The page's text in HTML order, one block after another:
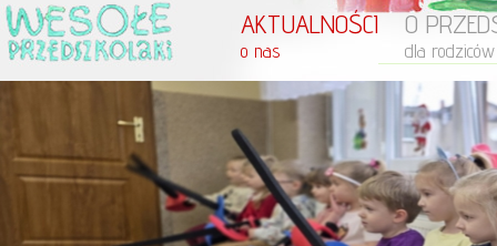
AKTUALNOŚCI
o nas
O
dla rodziców